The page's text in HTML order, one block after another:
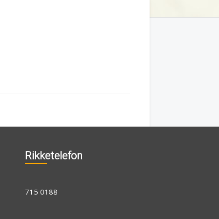
Rikketelefon
715 0188